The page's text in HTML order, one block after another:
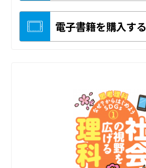
電子書籍を購入する